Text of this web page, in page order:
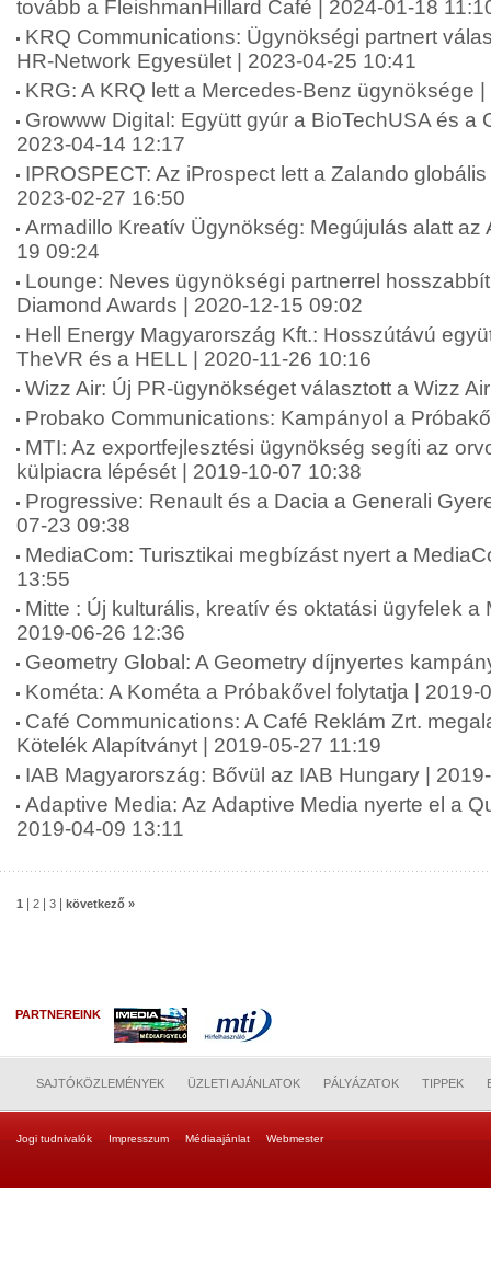
tovább a FleishmanHillard Café | 2024-01-18
KRQ Communications: Ügynökségi partnert
HR-Network Egyesület | 2023-04-25 10:41
KRG: A KRQ lett a Mercedes-Benz ügynöksége
Growww Digital: Együtt gyúr a BioTechUSA és a
2023-04-14 12:17
IPROSPECT: Az iProspect lett a Zalando
2023-02-27 16:50
Armadillo Kreatív Ügynökség: Megújulás alatt az
19 09:24
Lounge: Neves ügynökségi partnerrel
Diamond Awards | 2020-12-15 09:02
Hell Energy Magyarország Kft.: Hosszútávú
TheVR és a HELL | 2020-11-26 10:16
Wizz Air: Új PR-ügynökséget választott a Wizz
Probako Communications: Kampányol a
MTI: Az exportfejlesztési ügynökség segíti az
külpiacra lépését | 2019-10-07 10:38
Progressive: Renault és a Dacia a Generali
07-23 09:38
MediaCom: Turisztikai megbízást nyert a
13:55
Mitte : Új kulturális, kreatív és oktatási ügyfelek a
2019-06-26 12:36
Geometry Global: A Geometry díjnyertes
Kométa: A Kométa a Próbakővel folytatja | 2019-
Café Communications: A Café Reklám Zrt.
Kötelék Alapítványt | 2019-05-27 11:19
IAB Magyarország: Bővül az IAB Hungary |
Adaptive Media: Az Adaptive Media nyerte el a
2019-04-09 13:11
1 2 3 következő »
PARTNEREINK
SAJTÓKÖZLEMÉNYEK ÜZLETI AJÁNLATOK PÁLYÁZATOK TIPPEK
Jogi tudnivalók Impresszum Médiaajánlat Webmester